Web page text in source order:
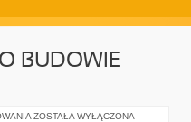
BUDOWIE
RUSZTOWANIE:
ZOSTAŁA WYŁĄCZONA